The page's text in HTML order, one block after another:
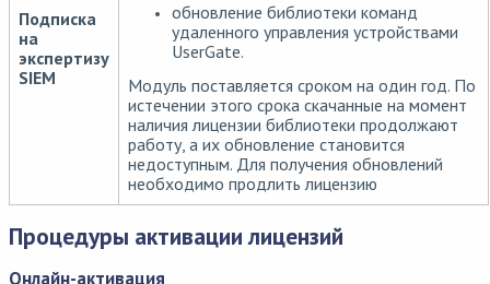
Подписка
на
экспертизу
SIEM
обновление библиотеки команд
удаленного управления устройствами
UserGate.
Модуль поставляется сроком на один год. По
истечении этого срока скачанные на момент
наличия лицензии библиотеки продолжают
работу, а их обновление становится
недоступным. Для получения обновлений
необходимо продлить лицензию
Процедуры активации лицензий
Онлайн-активация